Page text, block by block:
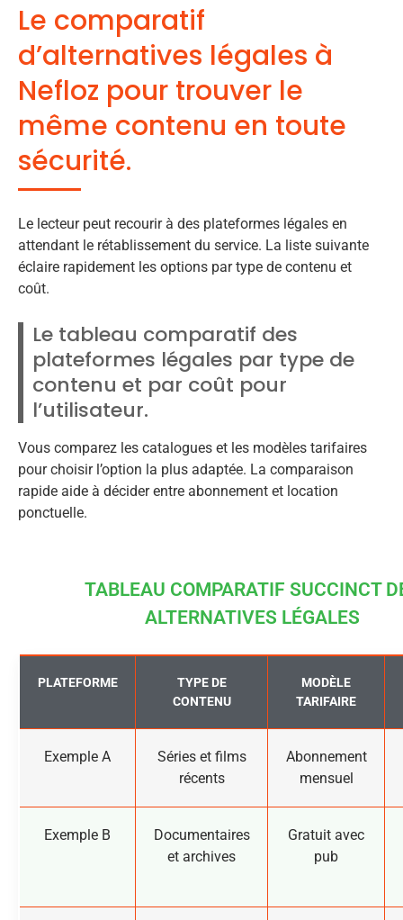
Le comparatif
d’alternatives légales à
Nefloz pour trouver le
même contenu en toute
sécurité.
Le lecteur peut recourir à des plateformes légales en
attendant le rétablissement du service. La liste suivante
éclaire rapidement les options par type de contenu et
coût.
Le tableau comparatif des
plateformes légales par type de
contenu et par coût pour
l’utilisateur.
Vous comparez les catalogues et les modèles tarifaires
pour choisir l’option la plus adaptée. La comparaison
rapide aide à décider entre abonnement et location
ponctuelle.
TABLEAU COMPARATIF SUCCINCT
ALTERNATIVES LÉGALES
PLATEFORME
TYPE DE
CONTENU
MODÈLE
TARIFAIRE
Exemple A
Séries et films
récents
Abonnement
mensuel
Exemple B
Documentaires
et archives
Gratuit avec
pub